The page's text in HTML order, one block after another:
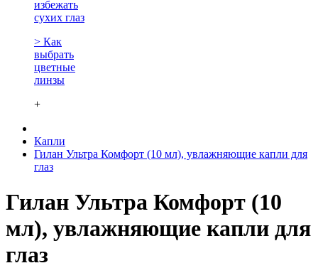
избежать
сухих глаз
> Как
выбрать
цветные
линзы
+
Капли
Гилан Ультра Комфорт (10 мл), увлажняющие капли для
глаз
Гилан Ультра Комфорт (10
мл), увлажняющие капли для
глаз